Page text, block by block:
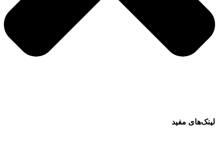
لینک‌های مفید